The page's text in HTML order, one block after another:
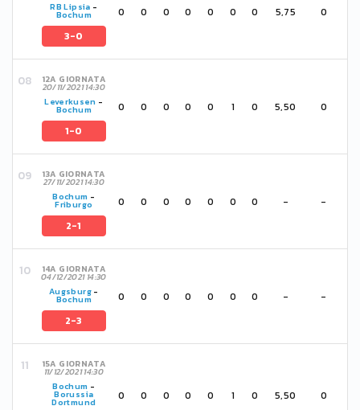
RB Lipsia -
Bochum
3-0
0 0 0 0 0 0 0 5,75 0
12A GIORNATA
20/11/2021 14:30
Leverkusen -
Bochum
1-0
0 0 0 0 0 1 0 5,50 0
13A GIORNATA
27/11/2021 14:30
Bochum -
Friburgo
2-1
0 0 0 0 0 0 0 - -
14A GIORNATA
04/12/2021 14:30
Augsburg-
Bochum
2-3
0 0 0 0 0 0 0 - -
15A GIORNATA
11/12/2021 14:30
Bochum -
Borussia
Dortmund 0 0 0 0 0 1 0 5,50 0